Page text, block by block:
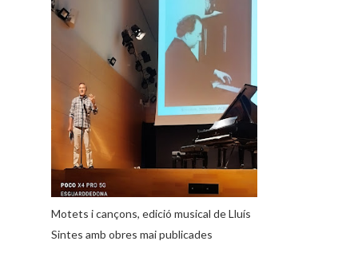
Motets i cançons, edició musical de Lluís
Sintes amb obres mai publicades